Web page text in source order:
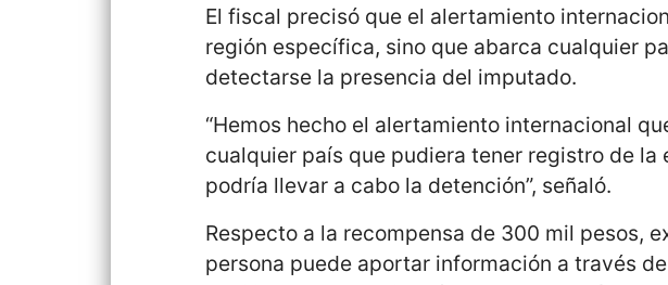
El fiscal precisó que el alertamiento
región específica, sino que abarca cualquier
detectarse la presencia del imputado.
“Hemos hecho el alertamiento internacional
cualquier país que pudiera tener registro de la
podría llevar a cabo la detención”, señaló.
Respecto a la recompensa de 300 mil pesos,
persona puede aportar información a través